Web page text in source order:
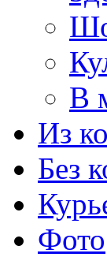
В
Из
Без
Фото